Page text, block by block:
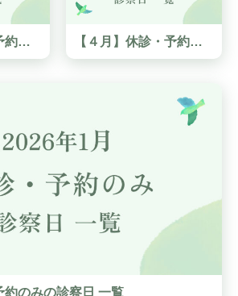
【５月】休診・予約のみの診察日 一覧 【４月】休診・予約のみの診察日 一覧
約のみの診察日 一覧